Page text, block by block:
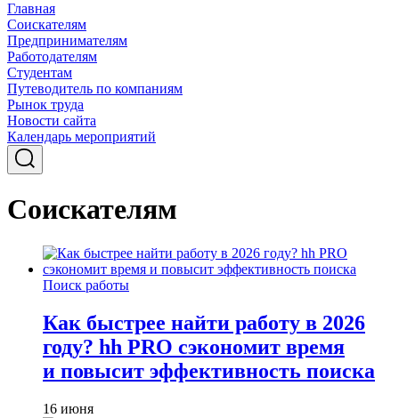
Главная
Соискателям
Предпринимателям
Работодателям
Студентам
Путеводитель по компаниям
Рынок труда
Новости сайта
Календарь мероприятий
Соискателям
Поиск работы
Как быстрее найти работу в 2026
году? hh PRO сэкономит время
и повысит эффективность поиска
16 июня